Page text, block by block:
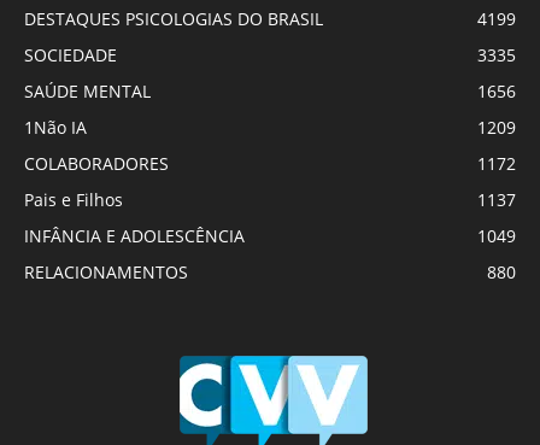
DESTAQUES PSICOLOGIAS DO BRASIL
4199
SOCIEDADE
3335
SAÚDE MENTAL
1656
1Não IA
1209
COLABORADORES
1172
Pais e Filhos
1137
INFÂNCIA E ADOLESCÊNCIA
1049
RELACIONAMENTOS
880